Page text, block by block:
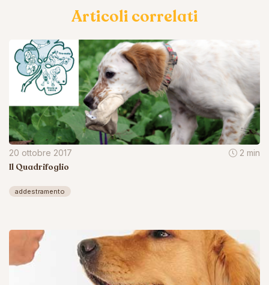
Articoli correlati
20 ottobre 2017 2 min
Il Quadrifoglio
addestramento